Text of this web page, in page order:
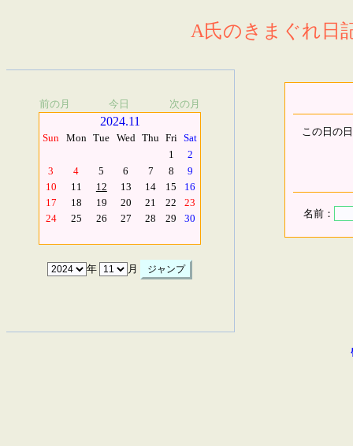
A氏のきまぐれ日
前の月 今日 次の月
2024.11
Sun Mon Tue Wed Thu Fri Sat
1
2
3
4 5 6 7 8
9
10
11 12 13 14 15
16
17
18 19 20 21 22
23
24
25 26 27 28 29 30
年 月
この日の
名前：